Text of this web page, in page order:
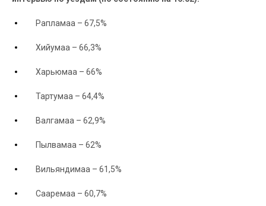
Рапламаа – 67,5%
Хийумаа – 66,3%
Харьюмаа – 66%
Тартумаа – 64,4%
Валгамаа – 62,9%
Пылвамаа – 62%
Вильяндимаа – 61,5%
Сааремаа – 60,7%